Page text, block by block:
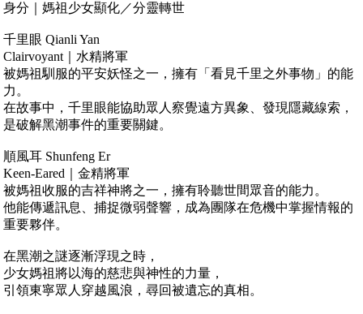
身分｜媽祖少女顯化／分靈轉世
千里眼 Qianli Yan
Clairvoyant｜水精將軍
被媽祖馴服的平安妖怪之一，擁有「看見千里之外事物」的能
力。
在故事中，千里眼能協助眾人察覺遠方異象、發現隱藏線索，
是破解黑潮事件的重要關鍵。
順風耳 Shunfeng Er
Keen-Eared｜金精將軍
被媽祖收服的吉祥神將之一，擁有聆聽世間眾音的能力。
他能傳遞訊息、捕捉微弱聲響，成為團隊在危機中掌握情報的
重要夥伴。
在黑潮之謎逐漸浮現之時，
少女媽祖將以海的慈悲與神性的力量，
引領東寧眾人穿越風浪，尋回被遺忘的真相。